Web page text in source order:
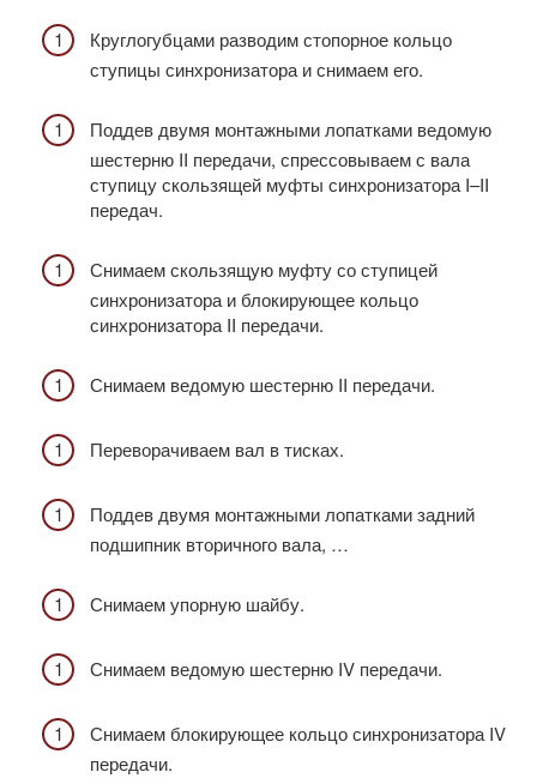
Круглогубцами разводим стопорное кольцо
ступицы синхронизатора и снимаем его.
Поддев двумя монтажными лопатками ведомую
шестерню II передачи, спрессовываем с вала
ступицу скользящей муфты синхронизатора I–II
передач.
Снимаем скользящую муфту со ступицей
синхронизатора и блокирующее кольцо
синхронизатора II передачи.
Снимаем ведомую шестерню II передачи.
Переворачиваем вал в тисках.
Поддев двумя монтажными лопатками задний
подшипник вторичного вала, …
Снимаем упорную шайбу.
Снимаем ведомую шестерню IV передачи.
Снимаем блокирующее кольцо синхронизатора IV
передачи.